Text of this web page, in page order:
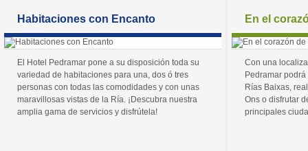
Habitaciones con Encanto
El Hotel Pedramar pone a su disposición toda su
variedad de habitaciones para una, dos ó tres
personas con todas las comodidades y con unas
maravillosas vistas de la Ría. ¡Descubra nuestra
amplia gama de servicios y disfrútela!
En el
Con una
Pedramar
Rías Baixas,
Ons o disfrutar
principales